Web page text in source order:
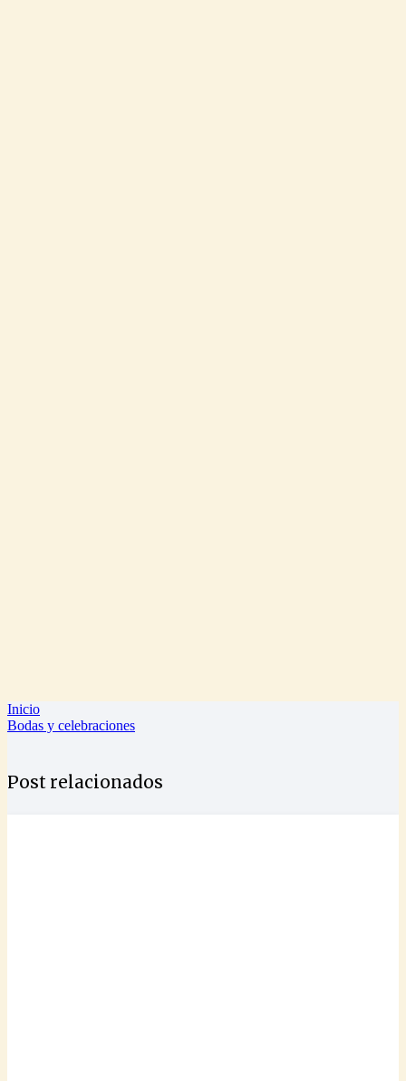
Inicio
Bodas y celebraciones
Post relacionados